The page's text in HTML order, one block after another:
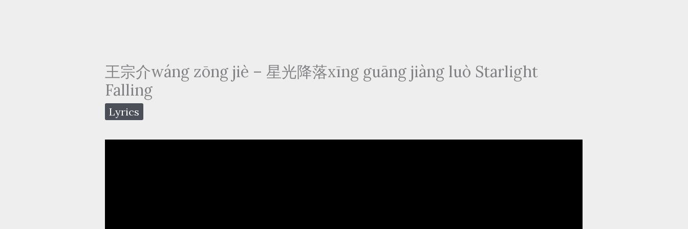
王宗介wáng zōng jiè – 星光降落xīng guāng jiàng luò Starlight
Falling
Lyrics